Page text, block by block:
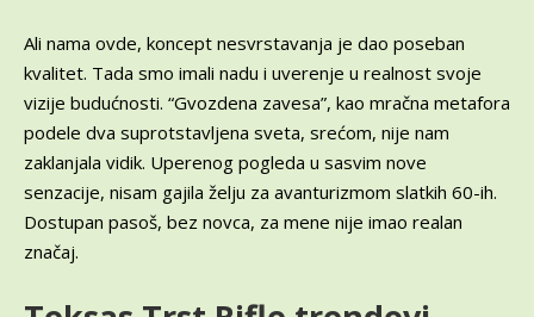
Ali nama ovde, koncept nesvrstavanja je dao poseban
kvalitet. Tada smo imali nadu i uverenje u realnost svoje
vizije budućnosti. “Gvozdena zavesa”, kao mračna metafora
podele dva suprotstavljena sveta, srećom, nije nam
zaklanjala vidik. Uperenog pogleda u sasvim nove
senzacije, nisam gajila želju za avanturizmom slatkih 60-ih.
Dostupan pasoš, bez novca, za mene nije imao realan
značaj.